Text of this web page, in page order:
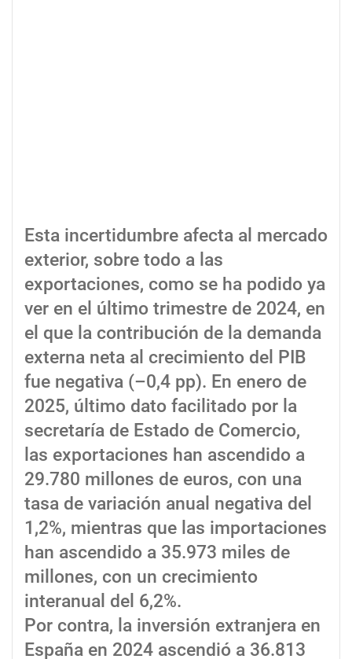
Esta incertidumbre afecta al mercado
exterior, sobre todo a las
exportaciones, como se ha podido ya
ver en el último trimestre de 2024, en
el que la contribución de la demanda
externa neta al crecimiento del PIB
fue negativa (–0,4 pp). En enero de
2025, último dato facilitado por la
secretaría de Estado de Comercio,
las exportaciones han ascendido a
29.780 millones de euros, con una
tasa de variación anual negativa del
1,2%, mientras que las importaciones
han ascendido a 35.973 miles de
millones, con un crecimiento
interanual del 6,2%.
Por contra, la inversión extranjera en
España en 2024 ascendió a 36.813